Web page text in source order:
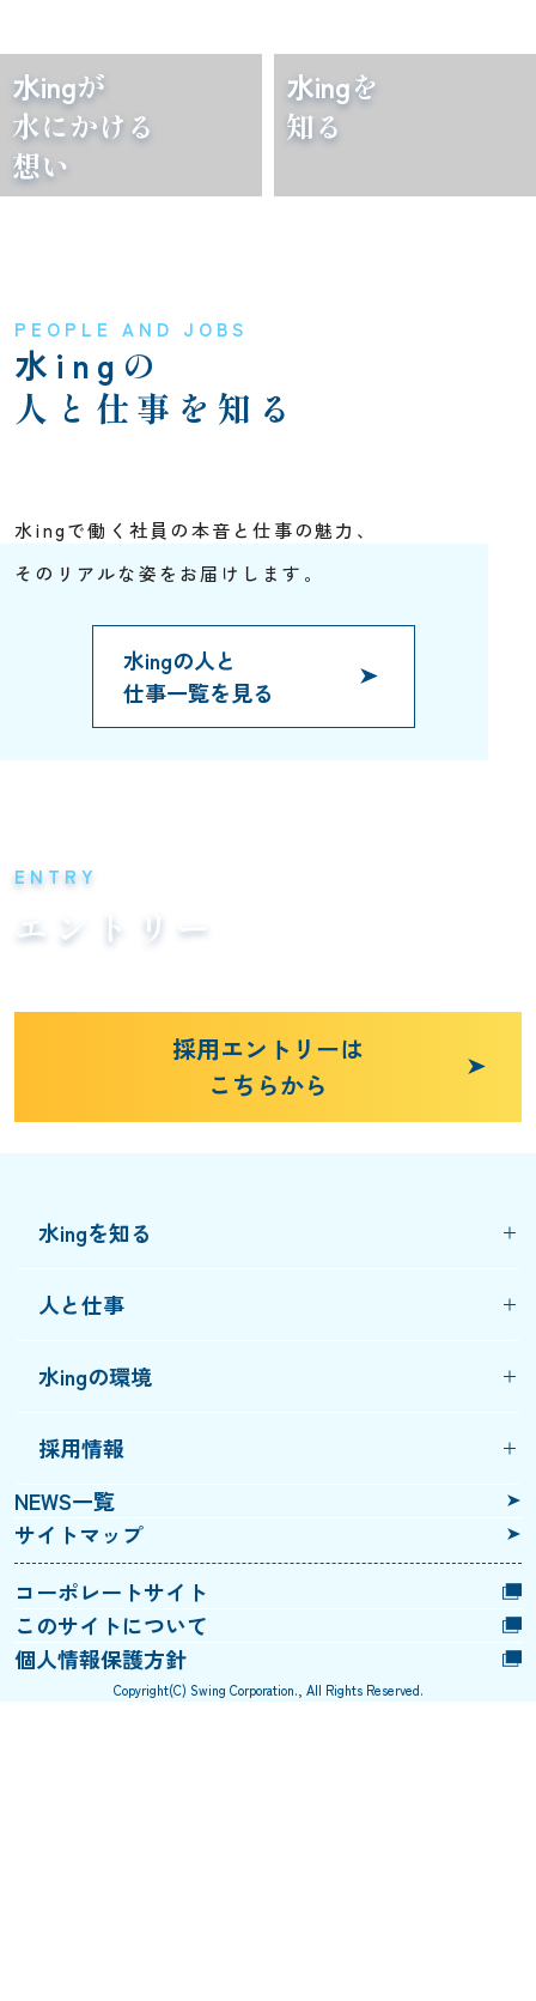
水ingが
水にかける
想い
水ingを
知る
PEOPLE AND JOBS
水ing の
人と仕事を知る
水ingで働く社員の本音と仕事の魅力、
そのリアルな姿をお届けします。
水ingの人と
仕事一覧を見る
ENTRY
エントリー
採用エントリーは
こちらから
水ingを知る
人と仕事
水ingの環境
採用情報
NEWS一覧
サイトマップ
コーポレートサイト
このサイトについて
個人情報保護方針
Copyright(C) Swing Corporation., All Rights Reserved.